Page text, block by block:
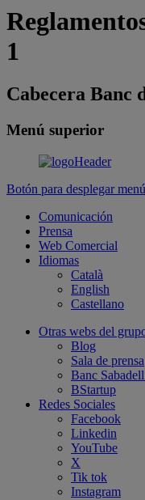
1
Cabecera Banc
Menú superior
Botón para desplegar menú
Comunicación
Prensa
Web Comercial
Idiomas
Català
English
Castellano
Otras webs del
Blog
Sala de prensa
Banc
BStartup
Redes Sociales
Facebook
Linkedin
YouTube
X
Tik tok
Instagram